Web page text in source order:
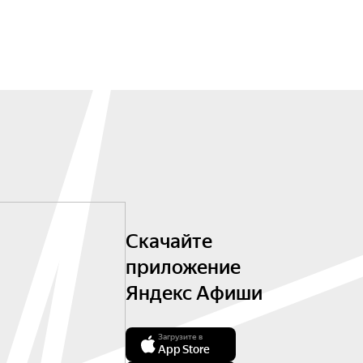
Скачайте
приложение
Яндекс Афиши
Загрузите в
App Store